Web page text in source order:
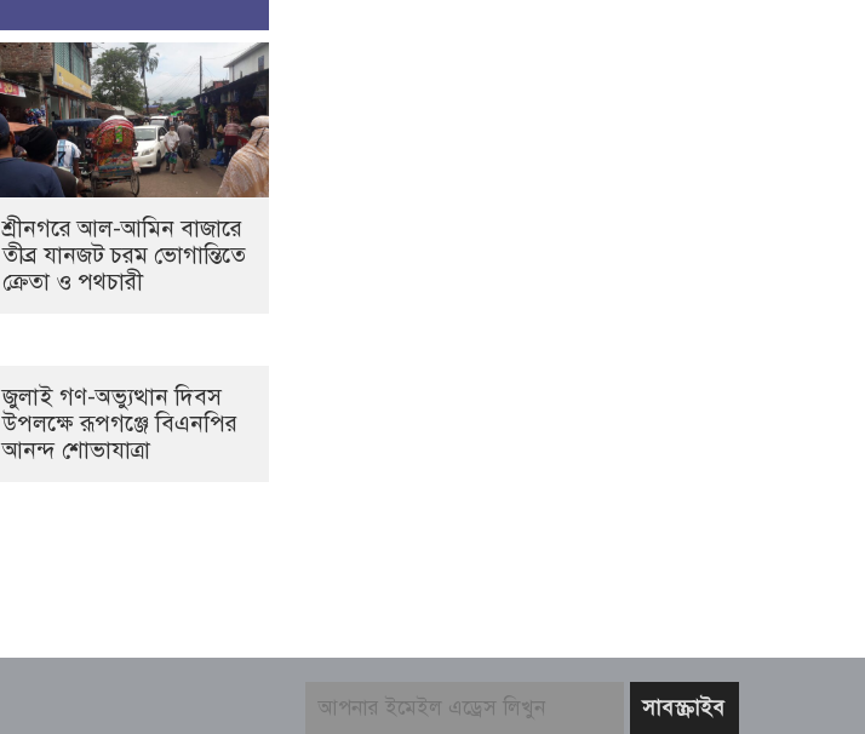
শ্রীনগরে আল-আমিন বাজারে
তীব্র যানজট চরম ভোগান্তিতে
ক্রেতা ও পথচারী
জুলাই গণ-অভ্যুত্থান দিবস
উপলক্ষে রূপগঞ্জে বিএনপির
আনন্দ শোভাযাত্রা